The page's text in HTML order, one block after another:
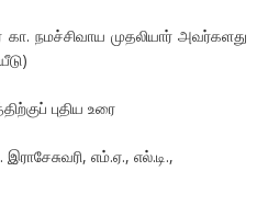
முதலியார் அவர்களது
புதிய உரை
எம்.ஏ., எல்.டி.,